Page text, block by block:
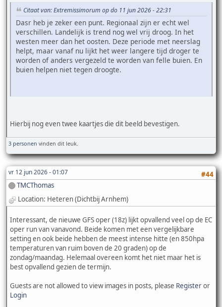
Citaat van: Extremissimorum op do 11 jun 2026 - 22:31
Dasr heb je zeker een punt. Regionaal zijn er echt wel
verschillen. Landelijk is trend nog wel vrij droog. In het
westen meer dan het oosten. Deze periode met neerslag
helpt, maar vanaf nu lijkt het weer langere tijd droger te
worden of anders vergezeld te worden van felle buien. En
buien helpen niet tegen droogte.
Hierbij nog even twee kaartjes die dit beeld bevestigen.
3 personen vinden dit leuk.
vr 12 jun 2026 - 01:07
#44
TMCThomas
Location: Heteren (Dichtbij Arnhem)
Interessant, de nieuwe GFS oper (18z) lijkt opvallend veel op de EC
oper run van vanavond. Beide komen met een vergelijkbare
setting en ook beide hebben de meest intense hitte (en 850hpa
temperaturen van ruim boven de 20 graden) op de
zondag/maandag. Helemaal overeen komt het niet maar het is
best opvallend gezien de termijn.
Guests are not allowed to view images in posts, please Registeror
Login